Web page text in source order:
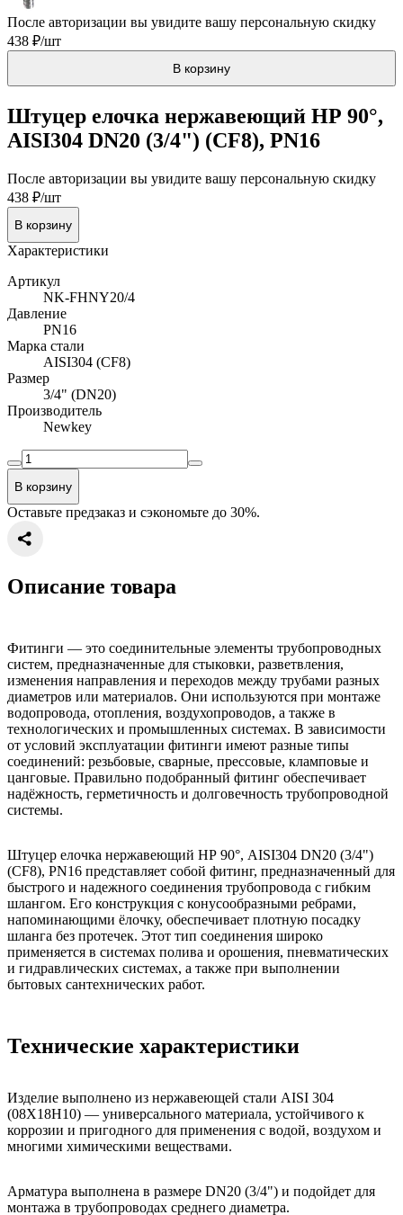
После авторизации вы увидите вашу персональную скидку
438 ₽/шт
В корзину
Штуцер елочка нержавеющий НР 90°,
AISI304 DN20 (3/4") (CF8), PN16
После авторизации вы увидите вашу персональную скидку
438 ₽/шт
В корзину
Характеристики
Артикул
NK-FHNY20/4
Давление
PN16
Марка стали
AISI304 (CF8)
Размер
3/4" (DN20)
Производитель
Newkey
В корзину
Оставьте предзаказ и сэкономьте до 30%.
Описание товара
Штуцер елочка нержавеющий НР 90°, AISI304 DN20 (3/4")
(CF8), PN16 представляет собой фитинг, предназначенный для
быстрого и надежного соединения трубопровода с гибким
шлангом. Его конструкция с конусообразными ребрами,
напоминающими ёлочку, обеспечивает плотную посадку
шланга без протечек. Этот тип соединения широко
применяется в системах полива и орошения, пневматических
и гидравлических системах, а также при выполнении
бытовых сантехнических работ.
Фитинги — это соединительные элементы трубопроводных
систем, предназначенные для стыковки, разветвления,
изменения направления и переходов между трубами разных
диаметров или материалов. Они используются при монтаже
водопровода, отопления, воздухопроводов, а также в
технологических и промышленных системах. В зависимости
от условий эксплуатации фитинги имеют разные типы
соединений: резьбовые, сварные, прессовые, кламповые и
цанговые. Правильно подобранный фитинг обеспечивает
надёжность, герметичность и долговечность трубопроводной
системы.
Технические характеристики
Изделие выполнено из нержавеющей стали AISI 304
(08Х18Н10) — универсального материала, устойчивого к
коррозии и пригодного для применения с водой, воздухом и
многими химическими веществами.
Арматура выполнена в размере DN20 (3/4") и подойдет для
монтажа в трубопроводах среднего диаметра.